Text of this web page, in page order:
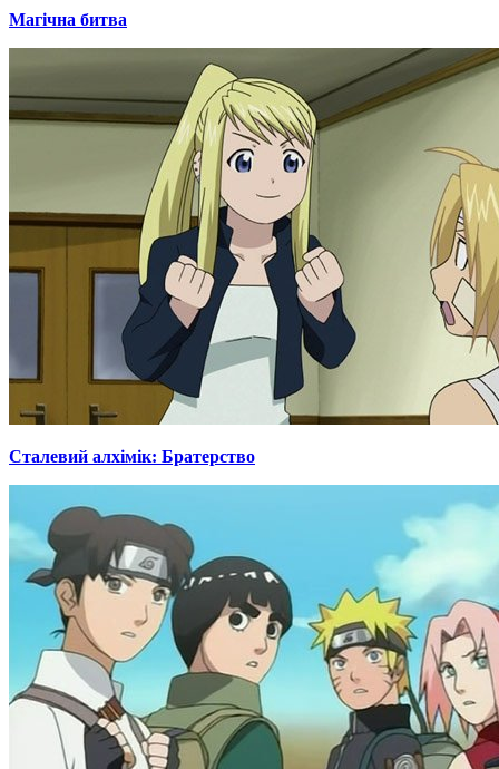
Магічна битва
Сталевий алхімік: Братерство